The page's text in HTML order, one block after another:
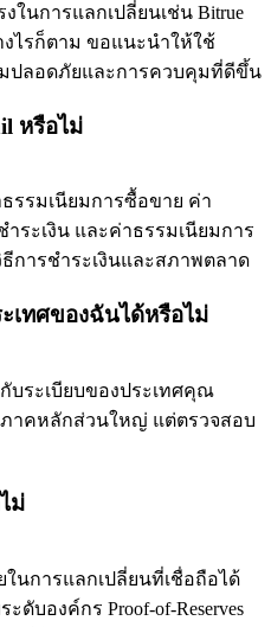
ในการแลกเปลี่ยนเช่น Bitrue
งไรก็ตาม ขอแนะนำให้ใช้
มปลอดภัยและการควบคุมที่ดีขึ้น
หรือไม่
รรมเนียมการซื้อขาย ค่า
ระเงิน และค่าธรรมเนียมการ
การชำระเงินและสภาพตลาด
เทศของฉันได้หรือไม่
บระเบียบของประเทศคุณ
าคหลักส่วนใหญ่ แต่ตรวจสอบ
ม่
นการแลกเปลี่ยนที่เชื่อถือได้
ดับองค์กร Proof-of-Reserves